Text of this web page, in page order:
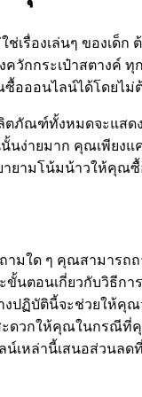
องเล่นๆ ของเด็ก
วักกระเป๋าสตางค์
ซื้อออนไลน์ได้โดยไ
ณฑ์ทั้งหมดจะแสดง
ง่ายมาก คุณเพียง
ายามโน้มน้าวให้คุ
ใด ๆ คุณสามารถ
นตอนเกี่ยวกับวิธี
ปฏิบัตินี้จะช่วยให้คุ
วกให้คุณในกรณีที่
เหล่านี้เสนอส่วนล